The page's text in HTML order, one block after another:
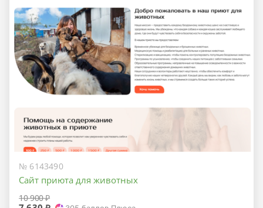
№ 6143490
Сайт приюта для животных
10 900 ₽